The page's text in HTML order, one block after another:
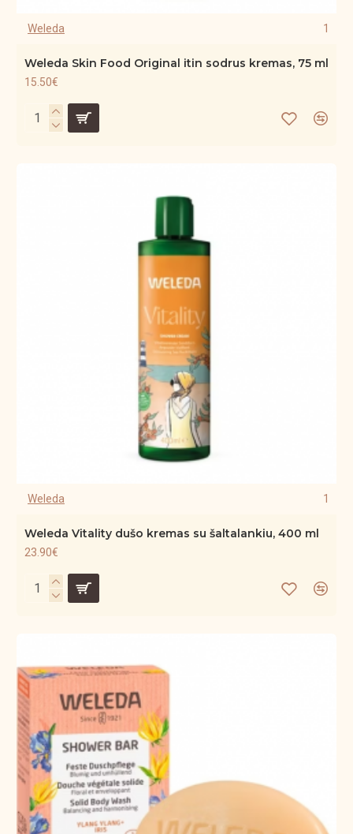
Weleda 1
Weleda Skin Food Original itin sodrus kremas, 75 ml
15.50€
Weleda 1
Weleda Vitality dušo kremas su šaltalankiu, 400 ml
23.90€